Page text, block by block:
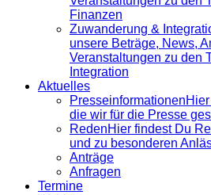
Finanzen
Zuwanderung &
unsere Beträge, News,
Veranstaltungen zu den
Integration
Aktuelles
Presse­informationen
die wir für die Presse
RedenHier findest Du
und zu besonderen
Anträge
Anfragen
Termine